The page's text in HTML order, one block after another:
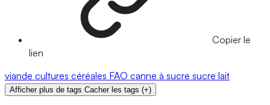
Copier le
lien
viande cultures céréales FAO canne à sucre sucre lait
Afficher plus de tags Cacher les tags (+)